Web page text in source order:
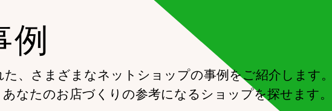
ロイヤリティを向上
イルアプリ
店舗との連携
例
、さまざまなネットショップの事例をご紹介します。
なたのお店づくりの参考になるショップを探せます。